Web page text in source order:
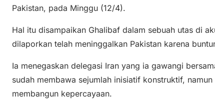
Pakistan, pada Minggu (12/4).
Hal itu disampaikan Ghalibaf dalam sebuah utas di
dilaporkan telah meninggalkan Pakistan karena
Ia menegaskan delegasi Iran yang ia gawangi
sudah membawa sejumlah inisiatif konstruktif,
membangun kepercayaan.